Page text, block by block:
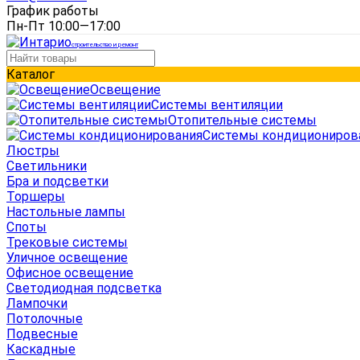
График работы
Пн-Пт 10:00—17:00
строительство и ремонт
Каталог
Освещение
Системы вентиляции
Отопительные системы
Системы
Люстры
Светильники
Бра и подсветки
Торшеры
Настольные лампы
Споты
Трековые системы
Уличное освещение
Офисное освещение
Светодиодная подсветка
Лампочки
Потолочные
Подвесные
Каскадные